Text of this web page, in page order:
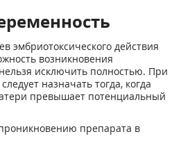
эмбриотоксического действия
возникновения
исключить полностью. При
назначать тогда, когда
превышает потенциальный
препарата в